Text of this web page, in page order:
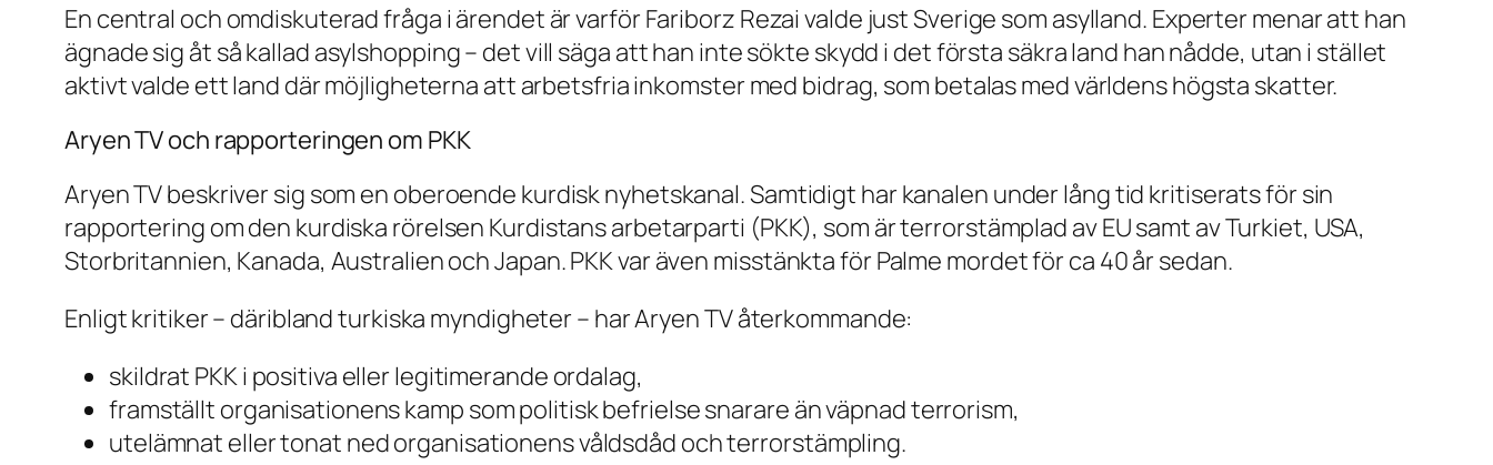
En central och omdiskuterad fråga i ärendet är varför Fariborz Rezai valde just Sverige som asylland. Experter menar att han
ägnade sig åt så kallad asylshopping– det vill säga att han inte sökte skydd i det första säkra land han nådde, utan i stället
aktivt valde ett land där möjligheterna att arbetsfria inkomster med bidrag, som betalas med världens högsta skatter.
Aryen TV och rapporteringen om PKK
Aryen TV beskriver sig som en oberoende kurdisk nyhetskanal. Samtidigt har kanalen under lång tid kritiserats för sin
rapportering om den kurdiska rörelsen Kurdistans arbetarparti (PKK), som är terrorstämplad av EU samt av Turkiet, USA,
Storbritannien, Kanada, Australien och Japan. PKK var även misstänkta för Palme mordet för ca 40 år sedan.
Enligt kritiker – däribland turkiska myndigheter – har Aryen TV återkommande:
skildrat PKK i positiva eller legitimerande ordalag,
framställt organisationens kamp som politisk befrielse snarare än väpnad terrorism,
utelämnat eller tonat ned organisationens våldsdåd och terrorstämpling.